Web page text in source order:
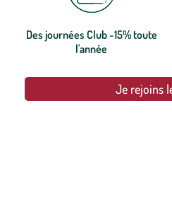
Des journées Club -15% toute
l'année
Je rejoins